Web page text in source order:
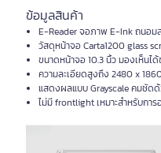
ข้อมูลสินค้า
E-Reader จอภาพ E-Ink ถนอม
วัสดุหน้าจอ Carta1200 glass
ขนาดหน้าจอ 10.3 นิ้ว มองเห็นไ
ความละเอียดสูงถึง 2480 x
แสดงผลแบบ Grayscale คมชัดด้
ไม่มี frontlight เหมาะสำหรับกา